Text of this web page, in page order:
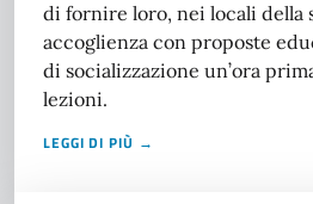
di fornire loro, nei locali della
accoglienza con proposte
di socializzazione un’ora
lezioni.
LEGGI DI PIÙ →